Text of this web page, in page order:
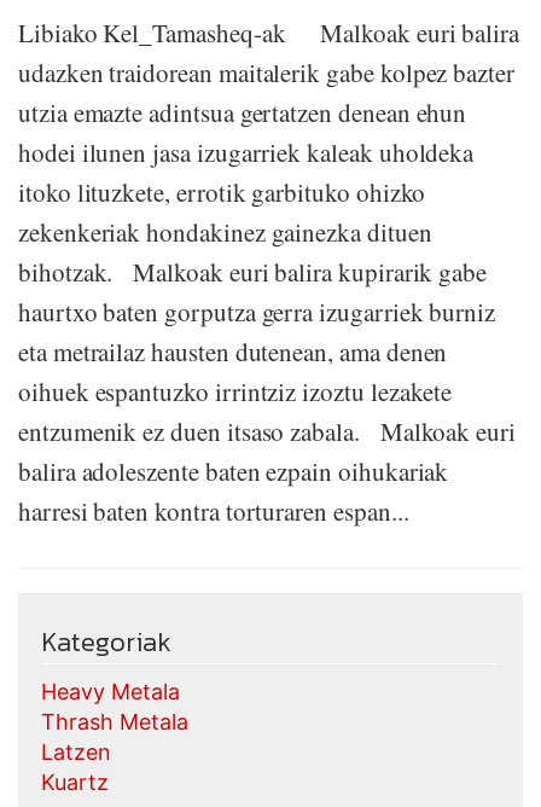
Libiako Kel_Tamasheq-ak Malkoak euri balira
udazken traidorean maitalerik gabe kolpez bazter
utzia emazte adintsua gertatzen denean ehun
hodei ilunen jasa izugarriek kaleak uholdeka
itoko lituzkete, errotik garbituko ohizko
zekenkeriak hondakinez gainezka dituen
bihotzak. Malkoak euri balira kupirarik gabe
haurtxo baten gorputza gerra izugarriek burniz
eta metrailaz hausten dutenean, ama denen
oihuek espantuzko irrintziz izoztu lezakete
entzumenik ez duen itsaso zabala. Malkoak euri
balira adoleszente baten ezpain oihukariak
harresi baten kontra torturaren espan...
Kategoriak
Heavy Metala
Thrash Metala
Latzen
Kuartz